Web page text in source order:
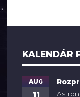
KALENDÁR
AUG
11